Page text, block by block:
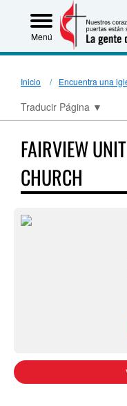
Menú
Inicio Encuentra una
Traducir Página ▼
FAIRVIEW
CHURCH